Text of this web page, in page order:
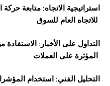
استراتيجية الاتجاه: متابعة
التداول على الأخبار: الاستفادة
التحليل الفني: استخدام